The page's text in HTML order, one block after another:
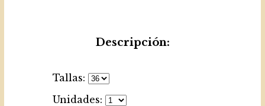
Descripción:
Tallas:
Unidades: